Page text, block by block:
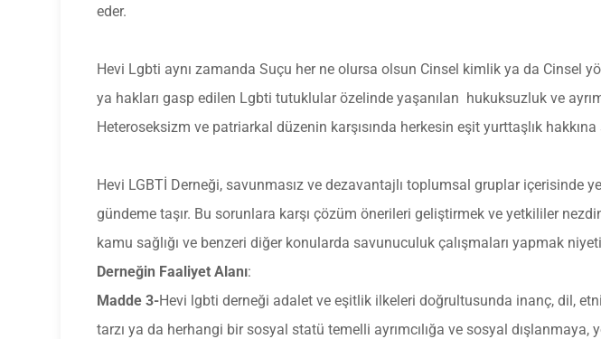
eder.
Hevi Lgbti aynı zamanda Suçu her ne olursa olsun Cinsel kimlik ya da Cinsel
ya hakları gasp edilen Lgbti tutuklular özelinde yaşanılan hukuksuzluk ve
Heteroseksizm ve patriarkal düzenin karşısında herkesin eşit yurttaşlık
Hevi LGBTİ Derneği, savunmasız ve dezavantajlı toplumsal gruplar içerisinde
gündeme taşır. Bu sorunlara karşı çözüm önerileri geliştirmek ve yetkililer
kamu sağlığı ve benzeri diğer konularda savunuculuk çalışmaları yapmak
Derneğin Faaliyet Alanı:
Madde 3-Hevi lgbti derneği adalet ve eşitlik ilkeleri doğrultusunda inanç, dil,
tarzı ya da herhangi bir sosyal statü temelli ayrımcılığa ve sosyal